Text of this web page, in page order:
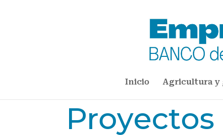
Inicio Agricultura y
Servicios 5 Asociación para
Proyectos